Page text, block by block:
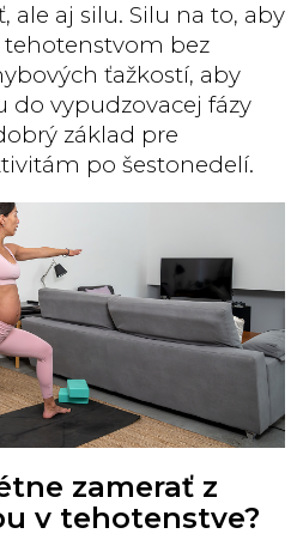
ale aj silu. Silu na to, aby
tehotenstvom bez
ťažkostí, aby
do vypudzovacej fázy
základ pre
po šestonedelí.
zamerať z
v tehotenstve?